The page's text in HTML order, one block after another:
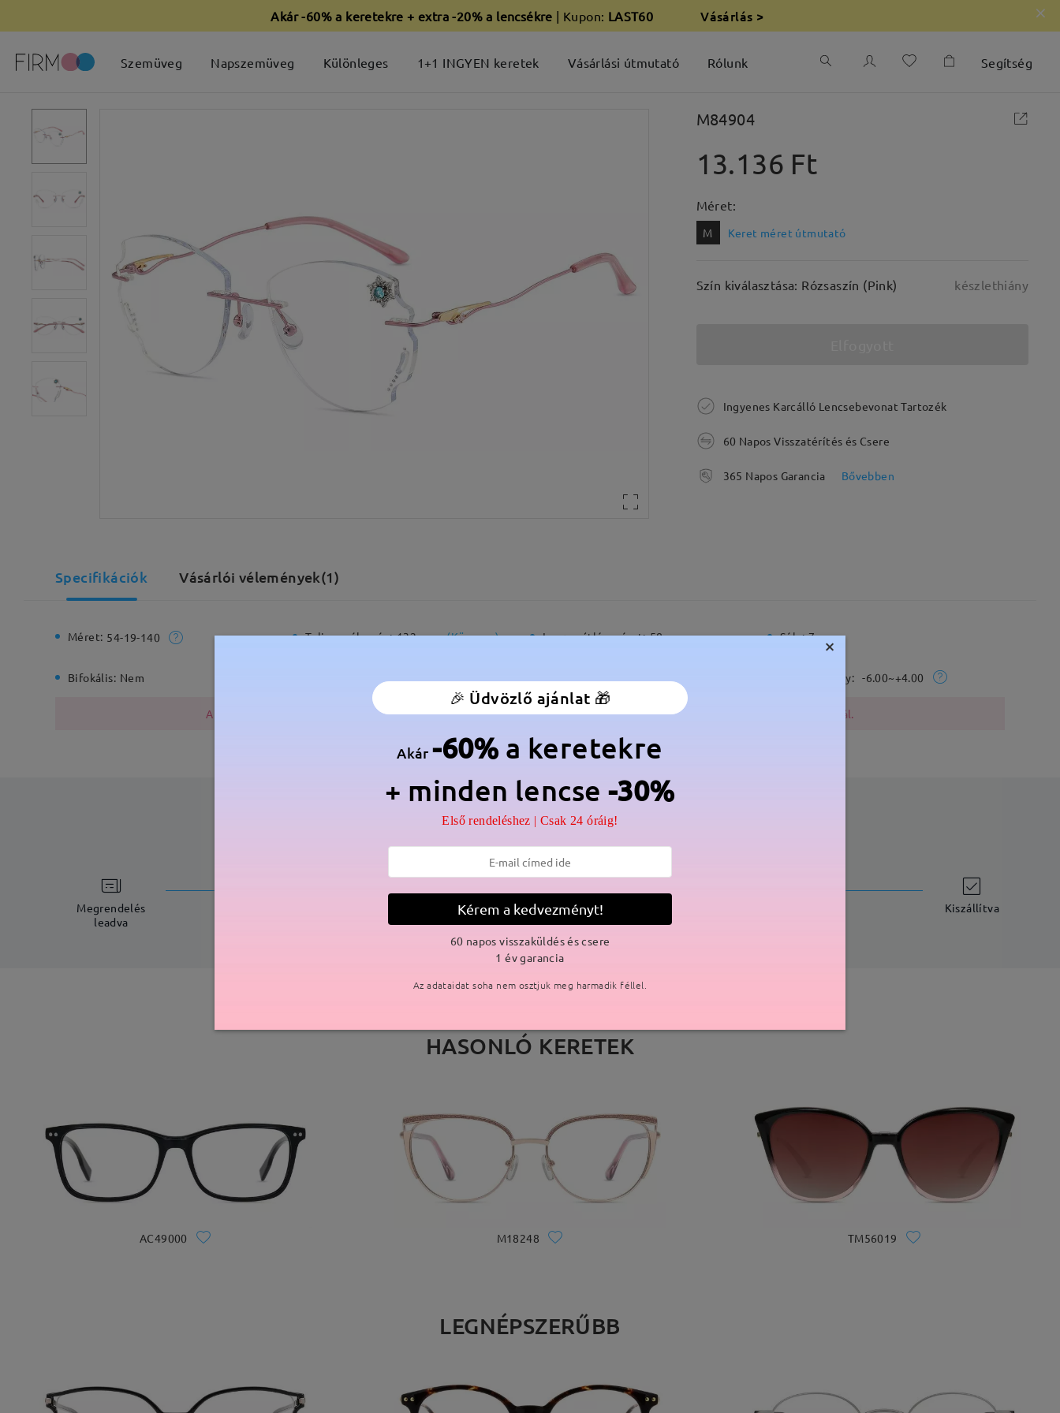
Akár -60% a keretekre + extra -20% a lencsékre | Kupon: LAST60 Vásárlás >
Szemüveg Napszemüveg Különleges 1+1 INGYEN keretek Vásárlási útmutató Rólunk Segítség
M84904
13.136 Ft
Méret:
M Keret méret útmutató
Szín kiválasztása: Rózsaszín (Pink) készlethiány
Ingyenes Karcálló Lencsebevonat Tartozék
60 Napos Visszatérítés és Csere
365 Napos Garancia Bővebben
Specifikációk Vásárlói vélemények(1)
Méret: 54-19-140 Teljes szélesség: 132 mm (Közepes) Lencse átlós méret: 58 mm Súly: 7g
Bifokális: Nem Rx Tartomány: -6.00~+4.00
A fémszerkezet nikkelt tartalmaz a gyártási folyamat miatt. Nikkelallergiás vásárlók legyenek elővigyázatosak a vásárlásnál.
SZÁLLÍTÁS
Megrendelés
leadva
Elküldve Kiszállítva
HASONLÓ KERETEK
AC49000 M18248 TM56019
LEGNÉPSZERŰBB
×
🎉 Üdvözlő ajánlat 🎁
Akár-60% a keretekre
+ minden lencse -30%
Első rendeléshez | Csak 24 óráig!
Kérem a kedvezményt!
60 napos visszaküldés és csere
1 év garancia
Az adataidat soha nem osztjuk meg harmadik féllel.